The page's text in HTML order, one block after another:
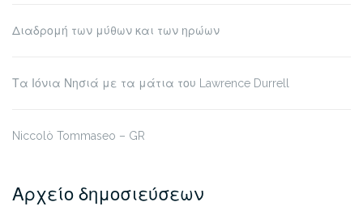
Διαδρομή των μύθων και των ηρώων
Τα Ιόνια Νησιά με τα μάτια του Lawrence Durrell
Niccolò Tommaseo – GR
Αρχείο δημοσιεύσεων